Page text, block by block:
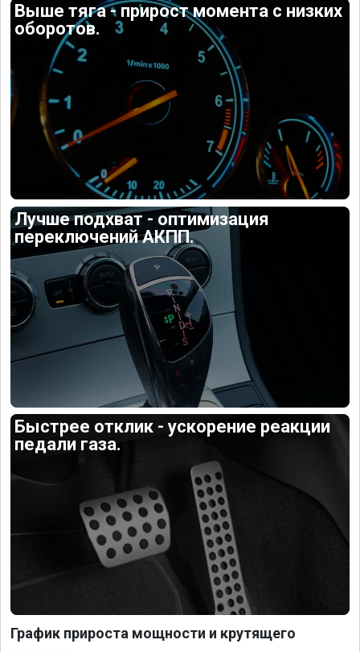
Выше тяга - прирост момента с низких
оборотов.
Лучше подхват - оптимизация
переключений АКПП.
Быстрее отклик - ускорение реакции
педали газа.
График прироста мощности и крутящего